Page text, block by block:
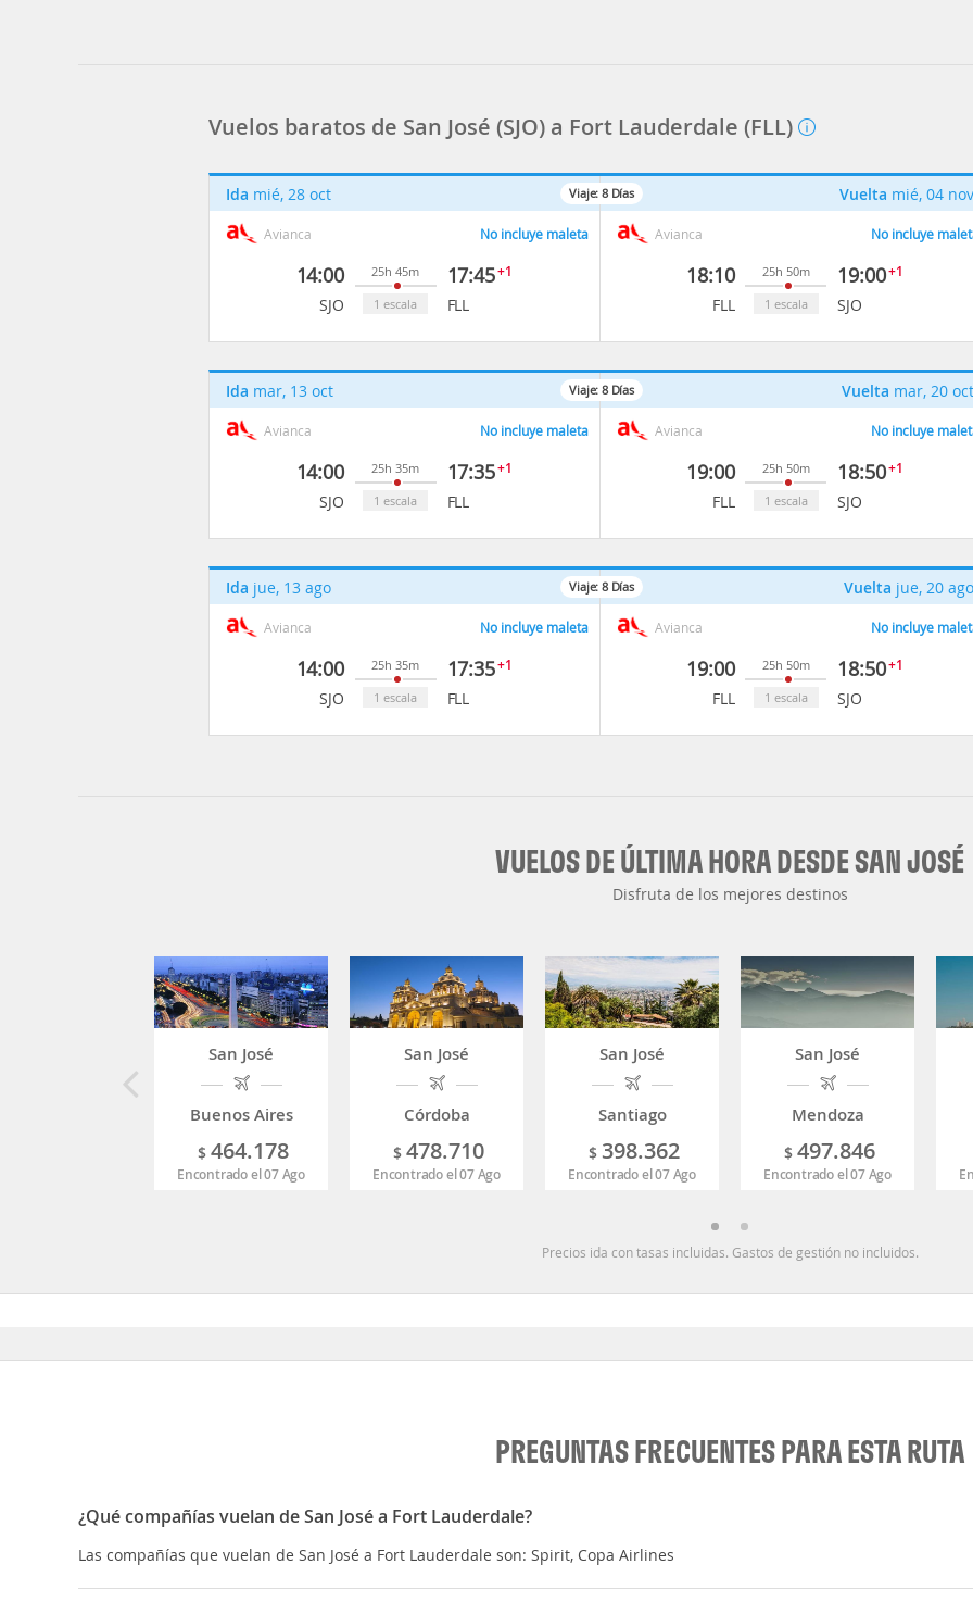
Vuelos baratos de San José (SJO) a Fort Lauderdale (FLL)
Viaje: 8 Días
Ida mié, 28 oct
Avianca No incluye maleta
14:00
SJO
25h 45m
1 escala
17:45+1
FLL
Vuelta mié, 04 nov
Avianca No incluye
18:10
FLL
25h 50m
1 escala
19:00+1
SJO
Viaje: 8 Días
Ida mar, 13 oct
Avianca No incluye maleta
14:00
SJO
25h 35m
1 escala
17:35+1
FLL
Vuelta mar, 20 oct
Avianca No incluye
19:00
FLL
25h 50m
1 escala
18:50+1
SJO
Viaje: 8 Días
Ida jue, 13 ago
Avianca No incluye maleta
14:00
SJO
25h 35m
1 escala
17:35+1
FLL
Vuelta jue, 20 ago
Avianca No incluye
19:00
FLL
25h 50m
1 escala
18:50+1
SJO
VUELOS DE ÚLTIMA HORA DESDE SAN JOSÉ
Disfruta de los mejores destinos
San José
Buenos Aires
$ 464.178
Encontrado el 07 Ago
San José
Córdoba
$ 478.710
Encontrado el 07 Ago
San José
Santiago
$ 398.362
Encontrado el 07 Ago
San José
Mendoza
$ 497.846
Encontrado el 07 Ago
Precios ida con tasas incluidas. Gastos de gestión no incluidos.
PREGUNTAS FRECUENTES PARA ESTA RUTA
¿Qué compañías vuelan de San José a Fort Lauderdale?
Las compañías que vuelan de San José a Fort Lauderdale son: Spirit, Copa Airlines